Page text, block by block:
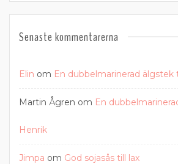
Senaste kommentarerna
Elin om En dubbelmarinerad älgstek
Martin Ågren om En
Henrik
Jimpa om God sojasås till lax